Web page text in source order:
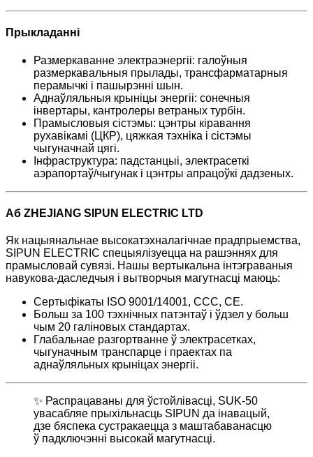
Прыкладанні
Размеркаванне электраэнергіі: галоўныя
размеркавальныя прылады, трансфарматарныя
перамычкі і пашырэнні шын.
Аднаўляльныя крыніцы энергіі: сонечныя
інвертары, кантролеры ветраных турбін.
Прамысловыя сістэмы: цэнтры кіравання
рухавікамі (ЦКР), цяжкая тэхніка і сістэмы
чыгуначнай цягі.
Інфраструктура: падстанцыі, электрасеткі
аэрапортаў/чыгунак і цэнтры апрацоўкі дадзеных.
Аб ZHEJIANG SIPUN ELECTRIC LTD
Як нацыянальнае высокатэхналагічнае прадпрыемства,
SIPUN ELECTRIC спецыялізуецца на рашэннях для
прамысловай сувязі. Нашы вертыкальна інтэграваныя
навукова-даследчыя і вытворчыя магутнасці маюць:
Сертыфікаты ISO 9001/14001, CCC, CE.
Больш за 100 тэхнічных патэнтаў і ўдзел у больш
чым 20 галіновых стандартах.
Глабальнае разгортванне ў электрасетках,
чыгуначным транспарце і праектах па
аднаўляльных крыніцах энергіі.
✨ Распрацаваны для ўстойлівасці, SUK-50
увасабляе прыхільнасць SIPUN да інавацый,
дзе бяспека сустракаецца з маштабаванасцю
ў падключэнні высокай магутнасці.